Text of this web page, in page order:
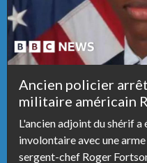
Ancien policier
militaire américain
L'ancien adjoint du shérif
involontaire avec une
sergent-chef Roger